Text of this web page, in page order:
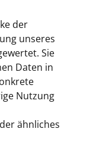
der
unseres
Sie
Daten in
Nutzung
ähnliches